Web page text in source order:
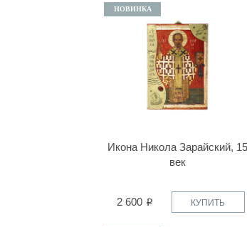
НОВИНКА
Икона Никола Зарайский, 15
век
2 600 КУПИТЬ